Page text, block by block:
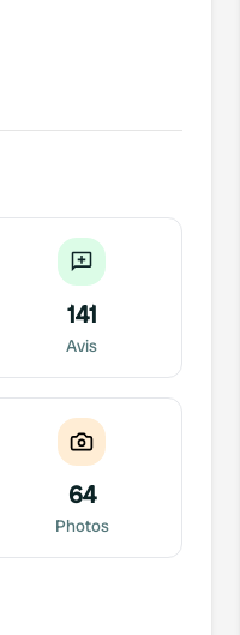
141
Avis
64
Photos